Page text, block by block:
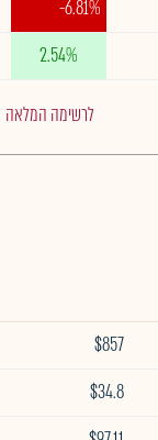
-6.81%
2.54%
לרשימה המלאה
$857
$34.8